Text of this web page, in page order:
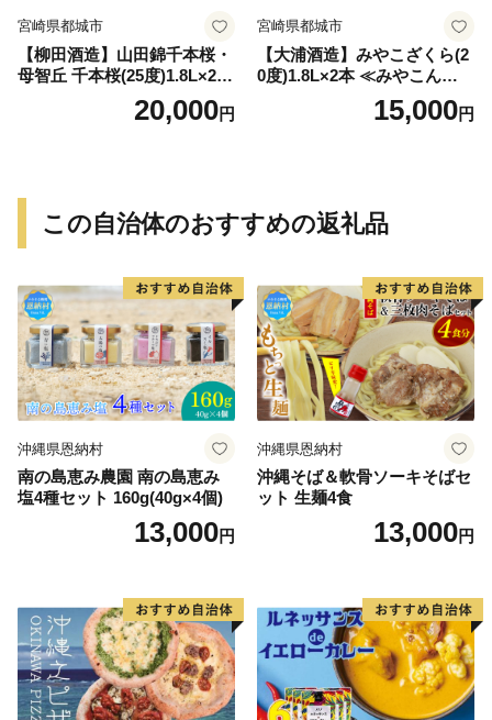
宮崎県都城市
【柳田酒造】山田錦千本桜・
母智丘 千本桜(25度)1.8L×2本
≪みやこんじょ特急便≫_AC
20,000円
宮崎県都城市
【大浦酒造】みやこざくら(2
0度)1.8L×2本 ≪みやこんじょ
特急便≫_MJ-077115,000円
この自治体のおすすめの返礼品
沖縄県恩納村
南の島恵み農園 南の島恵み
塩4種セット 160g(40g×4個)
13,000円
沖縄県恩納村
沖縄そば＆軟骨ソーキそばセ
ット 生麺4食
13,000円